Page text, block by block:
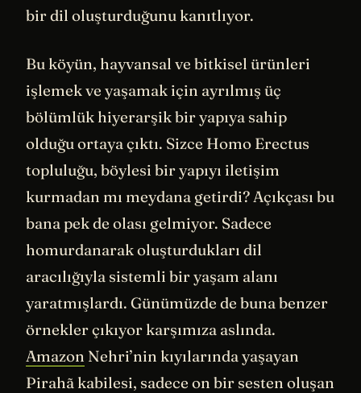
bir dil oluşturduğunu kanıtlıyor.
Bu köyün, hayvansal ve bitkisel ürünleri
işlemek ve yaşamak için ayrılmış üç
bölümlük hiyerarşik bir yapıya sahip
olduğu ortaya çıktı. Sizce Homo Erectus
topluluğu, böylesi bir yapıyı iletişim
kurmadan mı meydana getirdi? Açıkçası bu
bana pek de olası gelmiyor. Sadece
homurdanarak oluşturdukları dil
aracılığıyla sistemli bir yaşam alanı
yaratmışlardı. Günümüzde de buna benzer
örnekler çıkıyor karşımıza aslında.
Amazon Nehri’nin kıyılarında yaşayan
Pirahã kabilesi, sadece on bir sesten oluşan